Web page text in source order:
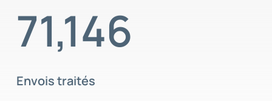
71,146
Envois traités